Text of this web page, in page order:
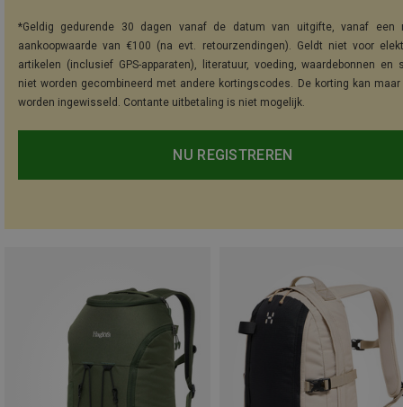
*Geldig gedurende 30 dagen vanaf de datum van uitgifte, vanaf een
aankoopwaarde van €100 (na evt. retourzendingen). Geldt niet voor
artikelen (inclusief GPS-apparaten), literatuur, voeding, waardebonnen en
niet worden gecombineerd met andere kortingscodes. De korting kan maar
worden ingewisseld. Contante uitbetaling is niet mogelijk.
NU REGISTREREN